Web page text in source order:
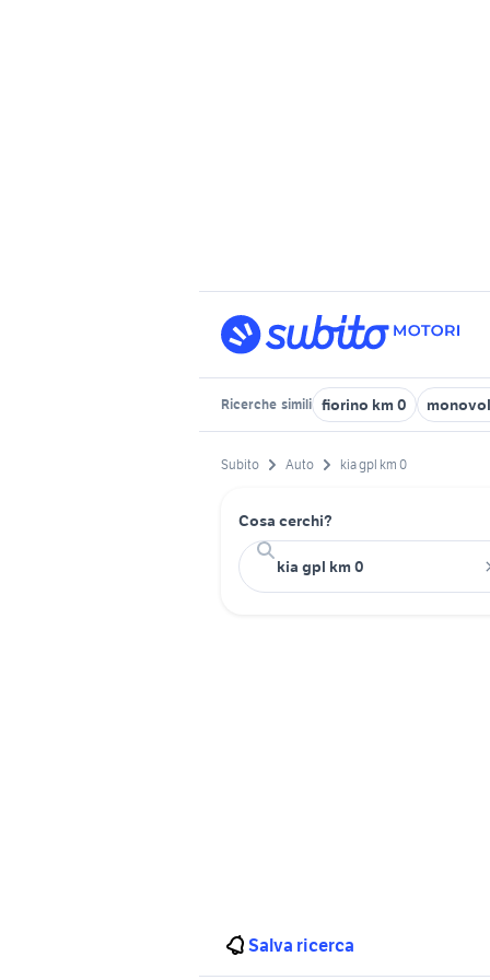
Ricerche simili fiorino km 0
Subito Auto kia gpl km 0
Cosa cerchi?
Salva ricerca